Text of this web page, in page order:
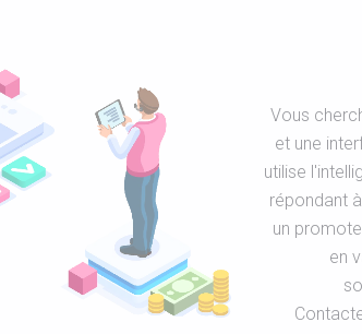
Vous
et une
utilise
répondant
un
en